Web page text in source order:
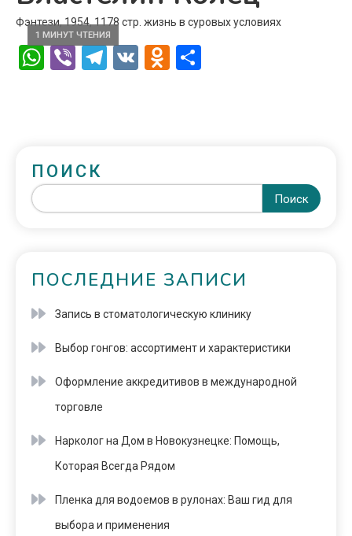
1 МИНУТ ЧТЕНИЯ
Фэнтези, 1954, 1178 стр. жизнь в суровых условиях
WhatsApp
ViberTelegram
VK Odnoklassniki
ПОИСК
Поиск
ПОСЛЕДНИЕ ЗАПИСИ
Запись в стоматологическую клинику
Выбор гонгов: ассортимент и характеристики
Оформление аккредитивов в международной
торговле
Нарколог на Дом в Новокузнецке: Помощь,
Которая Всегда Рядом
Пленка для водоемов в рулонах: Ваш гид для
выбора и применения